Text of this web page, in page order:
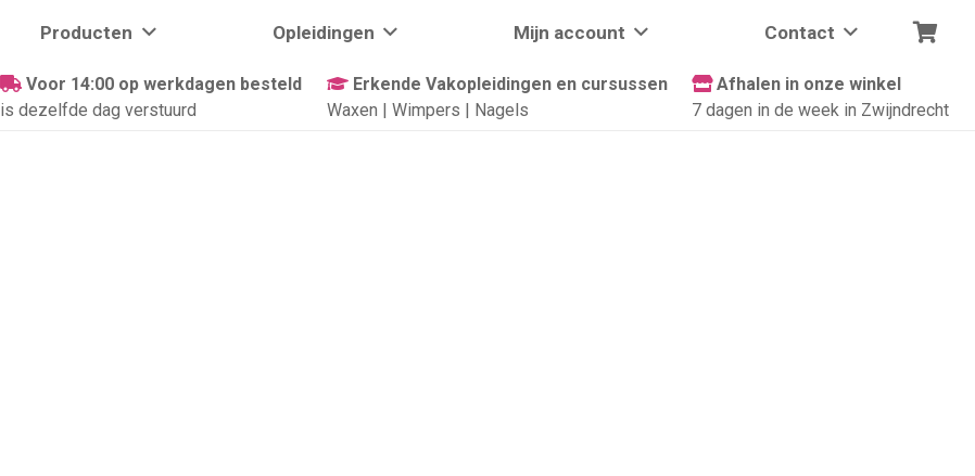
Producten Opleidingen Mijn account Contact
Voor 14:00 op werkdagen besteld
is dezelfde dag verstuurd
Erkende Vakopleidingen en cursussen
Waxen | Wimpers | Nagels
Afhalen in onze winkel
7 dagen in de week in Zwijndrecht